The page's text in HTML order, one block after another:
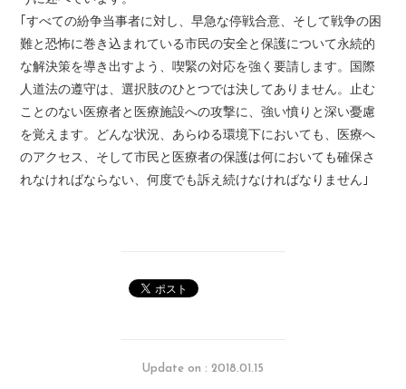
｢すべての紛争当事者に対し、早急な停戦合意、そして戦争の困
難と恐怖に巻き込まれている市民の安全と保護について永続的
な解決策を導き出すよう、喫緊の対応を強く要請します。国際
人道法の遵守は、選択肢のひとつでは決してありません。止む
ことのない医療者と医療施設への攻撃に、強い憤りと深い憂慮
を覚えます。どんな状況、あらゆる環境下においても、医療へ
のアクセス、そして市民と医療者の保護は何においても確保さ
れなければならない、何度でも訴え続けなければなりません｣
Update on : 2018.01.15